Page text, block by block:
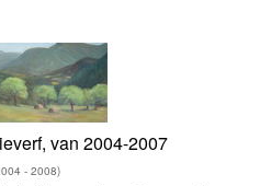
van 2004-2007
- 2008)